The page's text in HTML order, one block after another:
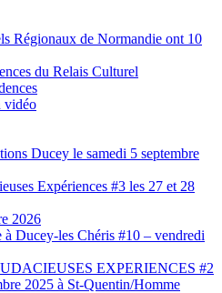
Régionaux de Normandie ont 10
du Relais Culturel
vidéo
Ducey le samedi 5 septembre
Expériences #3 les 27 et 28
2026
à Ducey-les Chéris #10 – vendredi
EXPERIENCES #2
2025 à St-Quentin/Homme